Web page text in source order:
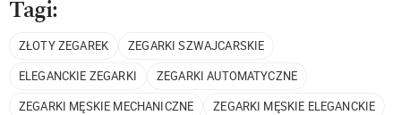
Tagi:
ZŁOTY ZEGAREK
ZEGARKI SZWAJCARSKIE
ELEGANCKIE ZEGARKI
ZEGARKI AUTOMATYCZNE
ZEGARKI MĘSKIE MECHANICZNE
ZEGARKI MĘSKIE ELEGANCKIE